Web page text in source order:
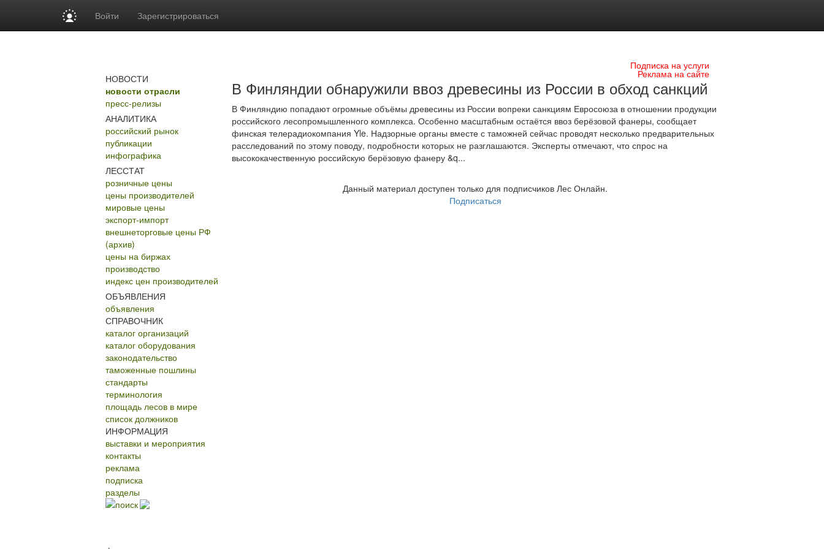
Войти Зарегистрироваться
НОВОСТИ
новости отрасли
пресс-релизы
АНАЛИТИКА
российский рынок
публикации
инфографика
ЛЕССТАТ
розничные цены
цены производителей
мировые цены
экспорт-импорт
внешнеторговые цены РФ
(архив)
цены на биржах
производство
индекс цен производителей
ОБЪЯВЛЕНИЯ
объявления
СПРАВОЧНИК
каталог организаций
каталог оборудования
законодательство
таможенные пошлины
стандарты
терминология
площадь лесов в мире
список должников
ИНФОРМАЦИЯ
выставки и мероприятия
контакты
реклама
подписка
разделы
поиск
Подписка на услуги
Реклама на сайте
В Финляндии обнаружили ввоз древесины из России в обход санкций
В Финляндию попадают огромные объёмы древесины из России вопреки санкциям Евросоюза в отношении продукции
российского лесопромышленного комплекса. Особенно масштабным остаётся ввоз берёзовой фанеры, сообщает
финская телерадиокомпания Yle. Надзорные органы вместе с таможней сейчас проводят несколько предварительных
расследований по этому поводу, подробности которых не разглашаются. Эксперты отмечают, что спрос на
высококачественную российскую берёзовую фанеру &q...
Данный материал доступен только для подписчиков Лес Онлайн.
Подписаться